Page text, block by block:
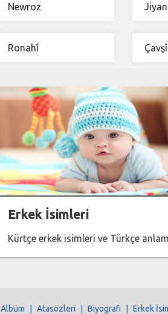
Newroz Jiyan
Ronahî
Erkek İsimleri
Kürtçe erkek isimleri ve Türkçe
Albüm | Atasözleri | Biyografi | Erkek